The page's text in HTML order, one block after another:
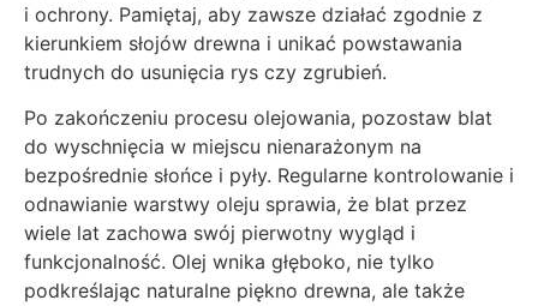
i ochrony. Pamiętaj, aby zawsze działać zgodnie z
kierunkiem słojów drewna i unikać powstawania
trudnych do usunięcia rys czy zgrubień.
Po zakończeniu procesu olejowania, pozostaw blat
do wyschnięcia w miejscu nienarażonym na
bezpośrednie słońce i pyły. Regularne kontrolowanie i
odnawianie warstwy oleju sprawia, że blat przez
wiele lat zachowa swój pierwotny wygląd i
funkcjonalność. Olej wnika głęboko, nie tylko
podkreślając naturalne piękno drewna, ale także